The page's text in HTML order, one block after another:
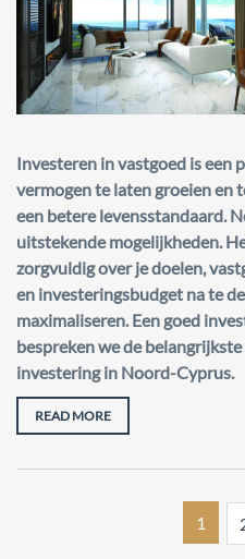
Investeren in vastgoed is een
vermogen te laten groeien
een betere levensstandaard.
uitstekende mogelijkheden.
zorgvuldig over je doelen,
en investeringsbudget na te
maximaliseren. Een goed
bespreken we de
investering in Noord-Cyprus.
READ MORE
1